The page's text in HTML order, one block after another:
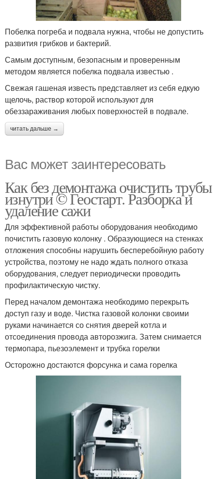
Побелка погреба и подвала нужна, чтобы не допустить
развития грибков и бактерий.
Самым доступным, безопасным и проверенным
методом является побелка подвала известью .
Свежая гашеная известь представляет из себя едкую
щелочь, раствор которой используют для
обеззараживания любых поверхностей в подвале.
читать дальше →
Вас может заинтересовать
Как без демонтажа очистить трубы
изнутри © Геостарт. Разборка и
удаление сажи
Для эффективной работы оборудования необходимо
почистить газовую колонку . Образующиеся на стенках
отложения способны нарушить бесперебойную работу
устройства, поэтому не надо ждать полного отказа
оборудования, следует периодически проводить
профилактическую чистку.
Перед началом демонтажа необходимо перекрыть
доступ газу и воде. Чистка газовой колонки своими
руками начинается со снятия дверей котла и
отсоединения провода авторозжига. Затем снимается
термопара, пьезоэлемент и трубка горелки
Осторожно достаются форсунка и сама горелка